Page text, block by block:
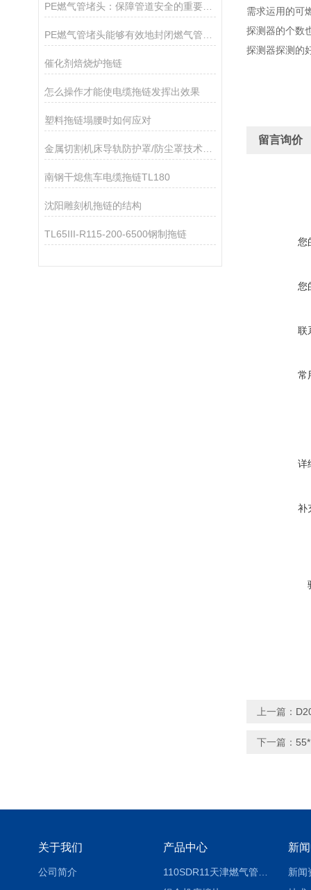
PE燃气管堵头：保障管道安全的重要组成部分
催化剂焙烧炉拖链
怎么操作才能使电缆拖链发挥出效果
塑料拖链塌腰时如何应对
金属切割机床导轨防护罩/防尘罩技术特点与作用
南钢干熄焦车电缆拖链TL180
沈阳雕刻机拖链的结构
TL65III-R115-200-6500钢制拖链
需求运用的可
探测器的个数
探测器探测的
留言询价
您
您
联
常
详
补
上一篇：
下一篇：
关于我们
公司简介
产品中心 新
新闻